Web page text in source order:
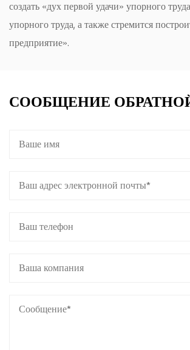
создать «дух первой удачи» упорного
упорного труда, а также стремится
предприятие».
СООБЩЕНИЕ